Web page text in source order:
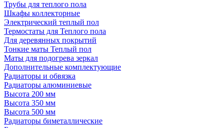
Трубы для теплого пола
Шкафы коллекторные
Электрический теплый пол
Термостаты для Теплого пола
Для деревянных покрытий
Тонкие маты Теплый пол
Маты для подогрева зеркал
Дополнительные комплектующие
Радиаторы и обвязка
Радиаторы алюминиевые
Высота 200 мм
Высота 350 мм
Высота 500 мм
Радиаторы биметаллические